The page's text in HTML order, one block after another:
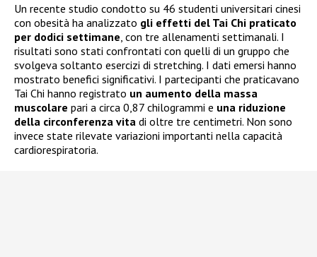
Un recente studio condotto su 46 studenti universitari cinesi
con obesità ha analizzato gli effetti del Tai Chi praticato
per dodici settimane , con tre allenamenti settimanali. I
risultati sono stati confrontati con quelli di un gruppo che
svolgeva soltanto esercizi di stretching. I dati emersi hanno
mostrato benefici significativi. I partecipanti che praticavano
Tai Chi hanno registrato un aumento della massa
muscolare pari a circa 0,87 chilogrammi e una riduzione
della circonferenza vita di oltre tre centimetri. Non sono
invece state rilevate variazioni importanti nella capacità
cardiorespiratoria.